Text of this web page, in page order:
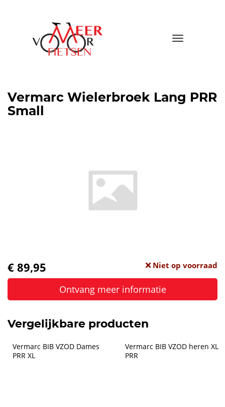
Toggle
Vermarc Wielerbroek Lang PRR
Small
€ 89,95 Niet op voorraad
Ontvang meer informatie
Vergelijkbare producten
Vermarc BIB VZOD Dames
PRR XL
Vermarc BIB VZOD heren XL
PRR